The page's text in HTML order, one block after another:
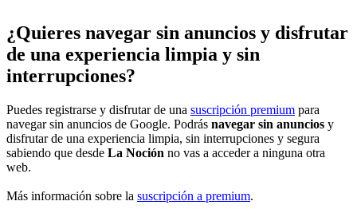
¿Quieres navegar sin anuncios y disfrutar
de una experiencia limpia y sin
interrupciones?
Puedes registrarse y disfrutar de una suscripción premium para
navegar sin anuncios de Google. Podrás navegar sin anuncios y
disfrutar de una experiencia limpia, sin interrupciones y segura
sabiendo que desde La Noción no vas a acceder a ninguna otra
web.
Más información sobre la suscripción a premium.